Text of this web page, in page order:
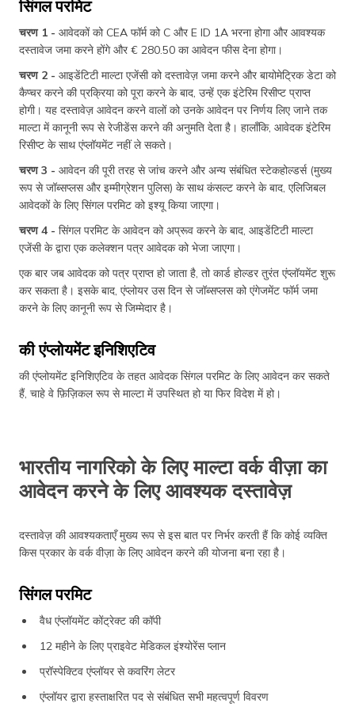
सिंगल परमिट
चरण 1 - आवेदकों को CEA फॉर्म को C और E ID 1A भरना होगा और आवश्यक
दस्तावेज जमा करने होंगे और € 280.50 का आवेदन फीस देना होगा।
चरण 2 - आइडेंटिटी माल्टा एजेंसी को दस्तावेज़ जमा करने और बायोमेट्रिक डेटा को
कैप्चर करने की प्रक्रिया को पूरा करने के बाद, उन्हें एक इंटेरिम रिसीप्ट प्राप्त
होगी। यह दस्तावेज़ आवेदन करने वालों को उनके आवेदन पर निर्णय लिए जाने तक
माल्टा में कानूनी रूप से रेजीडेंस करने की अनुमति देता है। हालाँकि, आवेदक इंटेरिम
रिसीप्ट के साथ एंप्लॉयमेंट नहीं ले सकते।
चरण 3 - आवेदन की पूरी तरह से जांच करने और अन्य संबंधित स्टेकहोल्डर्स (मुख्य
रूप से जॉब्सप्लस और इम्मीग्रेशन पुलिस) के साथ कंसल्ट करने के बाद, एलिजिबल
आवेदकों के लिए सिंगल परमिट को इश्यू किया जाएगा।
चरण 4 - सिंगल परमिट के आवेदन को अप्रूव करने के बाद, आइडेंटिटी माल्टा
एजेंसी के द्वारा एक कलेक्शन पत्र आवेदक को भेजा जाएगा।
एक बार जब आवेदक को पत्र प्राप्त हो जाता है, तो कार्ड होल्डर तुरंत एंप्लॉयमेंट शुरू
कर सकता है। इसके बाद, एंप्लोयर उस दिन से जॉब्सप्लस को एंगेजमेंट फॉर्म जमा
करने के लिए कानूनी रूप से जिम्मेदार है।
की एंप्लोयमेंट इनिशिएटिव
की एंप्लोयमेंट इनिशिएटिव के तहत आवेदक सिंगल परमिट के लिए आवेदन कर सकते
हैं, चाहे वे फ़िज़िकल रूप से माल्टा में उपस्थित हो या फिर विदेश में हो।
भारतीय नागरिको के लिए माल्टा वर्क वीज़ा का
आवेदन करने के लिए आवश्यक दस्तावेज़
दस्तावेज़ की आवश्यकताएँ मुख्य रूप से इस बात पर निर्भर करती हैं कि कोई व्यक्ति
किस प्रकार के वर्क वीज़ा के लिए आवेदन करने की योजना बना रहा है।
सिंगल परमिट
वैध एंप्लॉयमेंट कोंट्रेक्ट की कॉपी
12 महीने के लिए प्राइवेट मेडिकल इंश्योरेंस प्लान
प्रॉस्पेक्टिव एंप्लॉयर से कवरिंग लेटर
एंप्लॉयर द्वारा हस्ताक्षरित पद से संबंधित सभी महत्वपूर्ण विवरण